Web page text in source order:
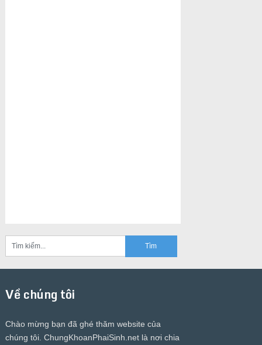
Về chúng tôi
Chào mừng bạn đã ghé thăm website của
chúng tôi. ChungKhoanPhaiSinh.netlà nơi chia